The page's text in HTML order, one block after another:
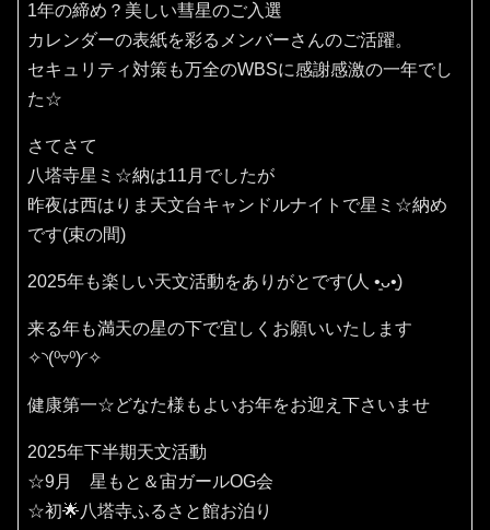
1年の締め？美しい彗星のご入選
カレンダーの表紙を彩るメンバーさんのご活躍。
セキュリティ対策も万全のWBSに感謝感激の一年でし
た☆
さてさて
八塔寺星ミ☆納は11月でしたが
昨夜は西はりま天文台キャンドルナイトで星ミ☆納め
です(束の間)
2025年も楽しい天文活動をありがとです(⁠人⁠ ⁠•͈⁠ᴗ⁠•͈⁠)
来る年も満天の星の下で宜しくお願いいたします
✧⁠◝⁠(⁠⁰⁠▿⁠⁰⁠)⁠◜⁠✧
健康第一☆どなた様もよいお年をお迎え下さいませ
2025年下半期天文活動
☆9月 星もと＆宙ガールOG会
☆初🌟八塔寺ふるさと館お泊り